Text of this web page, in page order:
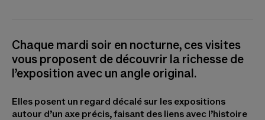
Chaque mardi soir en nocturne, ces visites
vous proposent de découvrir la richesse de
l’exposition avec un angle original.
Elles posent un regard décalé sur les expositions
autour d’un axe précis, faisant des liens avec l’histoire